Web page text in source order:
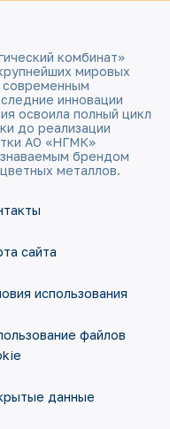
комбинат»
мировых
современным
инновации
освоила полный цикл
до реализации
АО «НГМК»
брендом
металлов.
сайта
использования
файлов
данные